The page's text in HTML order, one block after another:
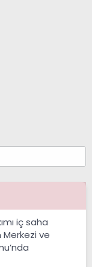
iç saha
Merkezi ve